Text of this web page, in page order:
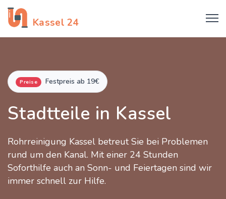
Kassel 24
Preise Festpreis ab 19€
Stadtteile in Kassel
Rohrreinigung Kassel betreut Sie bei Problemen
rund um den Kanal. Mit einer 24 Stunden
Soforthilfe auch an Sonn- und Feiertagen sind wir
immer schnell zur Hilfe.